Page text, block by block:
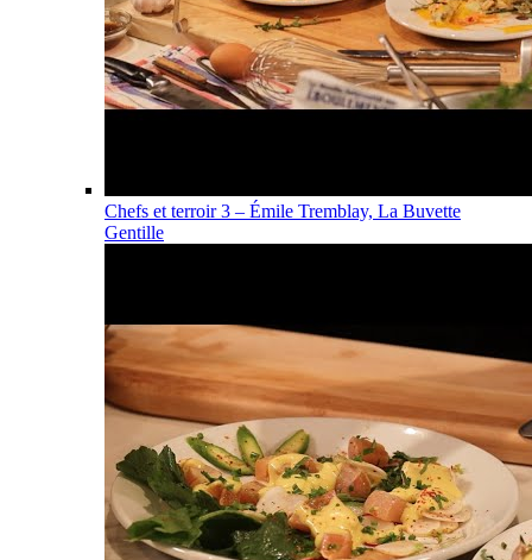
Chefs et terroir 3 – Émile Tremblay, La Buvette
Gentille